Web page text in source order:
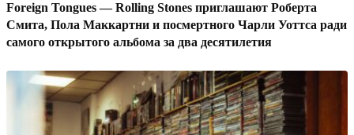
Foreign Tongues — Rolling Stones приглашают Роберта
Смита, Пола Маккартни и посмертного Чарли Уоттса ради
самого открытого альбома за два десятилетия